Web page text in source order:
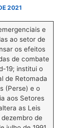
2021
e
ao setor de
os efeitos
de combate
19; institui o
de Retomada
(Perse) e o
aos Setores
as Leis
de